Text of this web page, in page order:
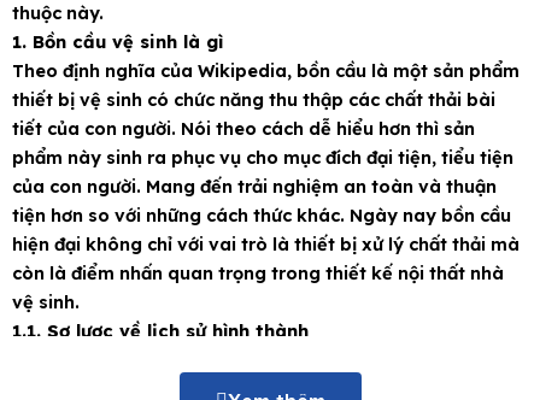
thuộc này.
1. Bồn cầu vệ sinh là gì
Theo định nghĩa của Wikipedia, bồn cầu là một sản phẩm
thiết bị vệ sinh có chức năng thu thập các chất thải bài
tiết của con người. Nói theo cách dễ hiểu hơn thì sản
phẩm này sinh ra phục vụ cho mục đích đại tiện, tiểu tiện
của con người. Mang đến trải nghiệm an toàn và thuận
tiện hơn so với những cách thức khác. Ngày nay bồn cầu
hiện đại không chỉ với vai trò là thiết bị xử lý chất thải mà
còn là điểm nhấn quan trọng trong thiết kế nội thất nhà
vệ sinh.
1.1. Sơ lược về lịch sử hình thành
của con người, sự ra đời của nó giải quyết được rất nhiều